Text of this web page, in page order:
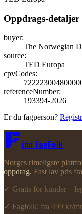
Oppdrags-detaljer
buyer:
The Norwegian
source:
TED Europa
cpvCodes:
72222300
referenceNumber:
193394-2026
Er du fagperson?
inn FagFolk
Norges rimeligste
oppdrag. Fast lav pris
✓ Gratis for kunder –
✓ Fagfolk: fra 499 kr/